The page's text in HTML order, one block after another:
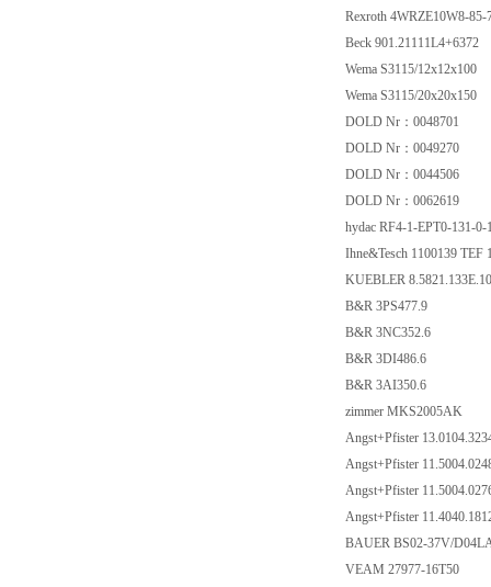
Rexroth 4WRZE10W8-
Beck 901.21111L4+6372
Wema S3115/12x12x100
Wema S3115/20x20x150
DOLD Nr：0048701
DOLD Nr：0049270
DOLD Nr：0044506
DOLD Nr：0062619
hydac RF4-1-EPT0-131-
Ihne&Tesch 1100139
KUEBLER
B&R 3PS477.9
B&R 3NC352.6
B&R 3DI486.6
B&R 3AI350.6
zimmer MKS2005AK
Angst+Pfister
Angst+Pfister
Angst+Pfister
Angst+Pfister
BAUER BS02-37V/
VEAM 27977-16T50